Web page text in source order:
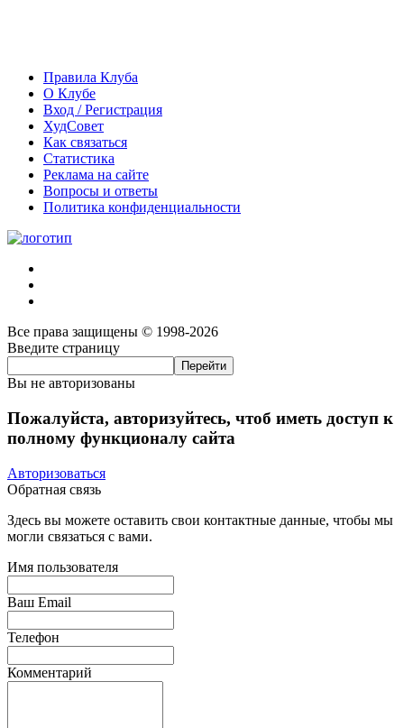
Правила Клуба
О Клубе
Вход / Регистрация
ХудСовет
Как связаться
Статистика
Реклама на сайте
Вопросы и ответы
Политика конфиденциальности
Все права защищены © 1998-2026
Введите страницу
Вы не авторизованы
Пожалуйста, авторизуйтесь, чтоб иметь доступ к
полному функционалу сайта
Авторизоваться
Обратная связь
Здесь вы можете оставить свои контактные данные, чтобы мы
могли связаться с вами.
Имя пользователя
Ваш Email
Телефон
Комментарий